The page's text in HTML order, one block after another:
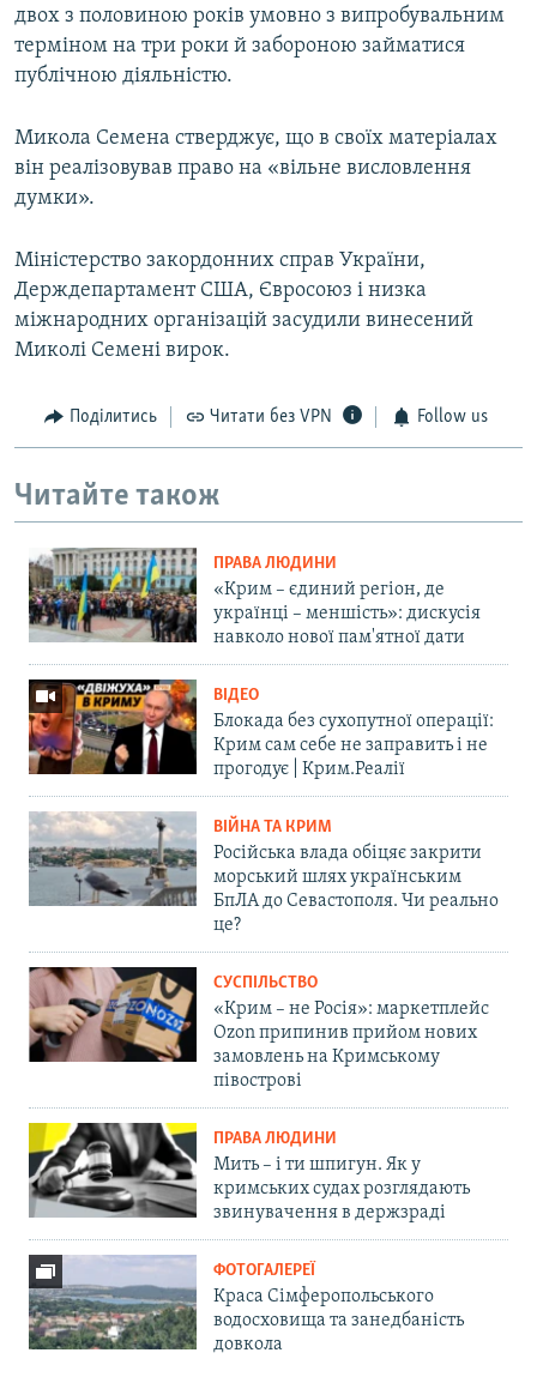
двох з половиною років умовно з випробувальним
терміном на три роки й забороною займатися
публічною діяльністю.
Микола Семена стверджує, що в своїх матеріалах
він реалізовував право на «вільне висловлення
думки».
Міністерство закордонних справ України,
Держдепартамент США, Євросоюз і низка
міжнародних організацій засудили винесений
Миколі Семені вирок.
Поділитись Читати без VPN Follow us
Читайте також
ПРАВА ЛЮДИНИ
«Крим – єдиний регіон, де
українці – меншість»: дискусія
навколо нової пам'ятної дати
ВІДЕО
Блокада без сухопутної операції:
Крим сам себе не заправить і не
прогодує | Крим.Реалії
ВІЙНА ТА КРИМ
Російська влада обіцяє закрити
морський шлях українським
БпЛА до Севастополя. Чи реально
це?
СУСПІЛЬСТВО
«Крим – не Росія»: маркетплейс
Ozon припинив прийом нових
замовлень на Кримському
півострові
ПРАВА ЛЮДИНИ
Мить – і ти шпигун. Як у
кримських судах розглядають
звинувачення в держзраді
ФОТОГАЛЕРЕЇ
Краса Сімферопольського
водосховища та занедбаність
довкола